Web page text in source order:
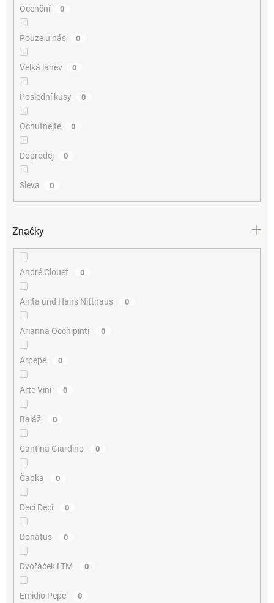
Ocenění 0
Pouze u nás 0
Velká lahev 0
Poslední kusy 0
Ochutnejte 0
Doprodej 0
Sleva 0
Značky
André Clouet 0
Anita und Hans Nittnaus 0
Arianna Occhipinti 0
Arpepe 0
Arte Vini 0
Baláž 0
Cantina Giardino 0
Čapka 0
Deci Deci 0
Donatus 0
Dvořáček LTM 0
Emidio Pepe 0